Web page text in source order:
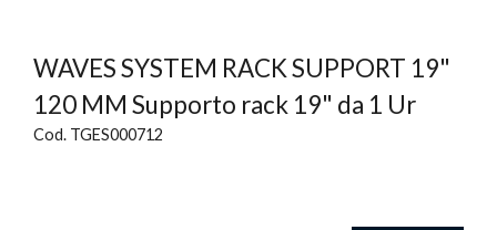
WAVES SYSTEM RACK SUPPORT 19"
120 MM Supporto rack 19" da 1 Ur
Cod. TGES000712